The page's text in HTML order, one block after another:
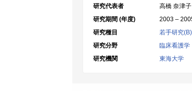
研究代表者
高橋 奈津子
研究期間 (年度)
2003 –
研究種目
若手研究(B)
研究分野
臨床看護学
研究機関
東海大学